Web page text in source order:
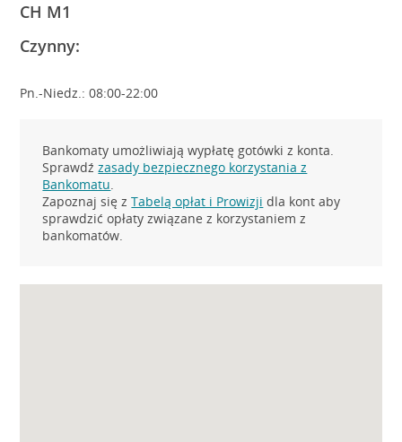
CH M1
Czynny:
Pn.-Niedz.: 08:00-22:00
Bankomaty umożliwiają wypłatę gotówki z konta.
Sprawdźzasady bezpiecznego korzystania z
Bankomatu.
Zapoznaj się zTabelą opłat i Prowizji dla kont aby
sprawdzić opłaty związane z korzystaniem z
bankomatów.